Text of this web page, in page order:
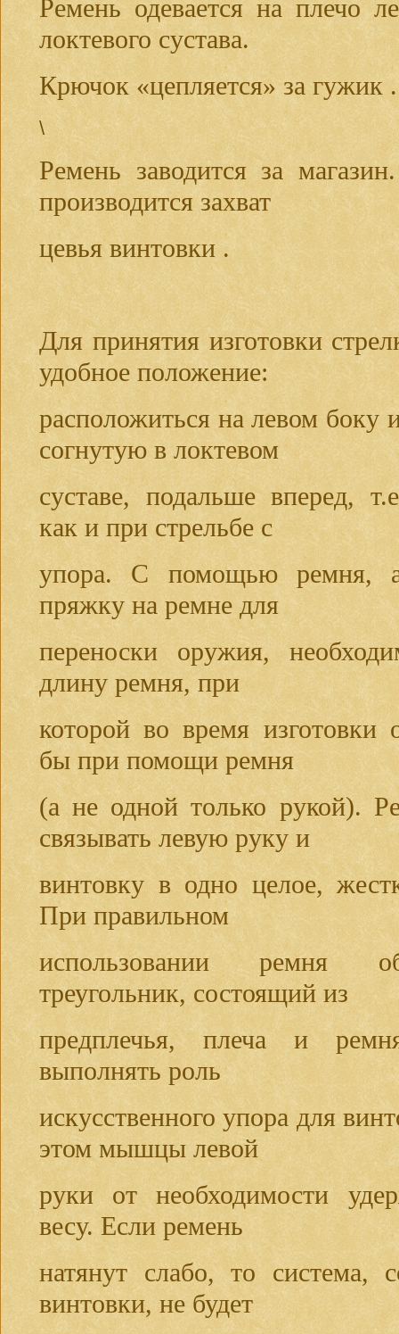
Ремень одевается на плечо
локтевого сустава.
Крючок «цепляется» за гужик .
\
Ремень заводится за
производится захват
цевья винтовки .
Для принятия изготовки
удобное положение:
расположиться на левом боку
согнутую в локтевом
суставе, подальше вперед,
как и при стрельбе с
упора. С помощью ремня, а
пряжку на ремне для
переноски оружия,
длину ремня, при
которой во время изготовки
бы при помощи ремня
(а не одной только рукой).
связывать левую руку и
винтовку в одно целое,
При правильном
использовании ремня
треугольник, состоящий из
предплечья, плеча и
выполнять роль
искусственного упора для
этом мышцы левой
руки от необходимости
весу. Если ремень
натянут слабо, то система,
винтовки, не будет